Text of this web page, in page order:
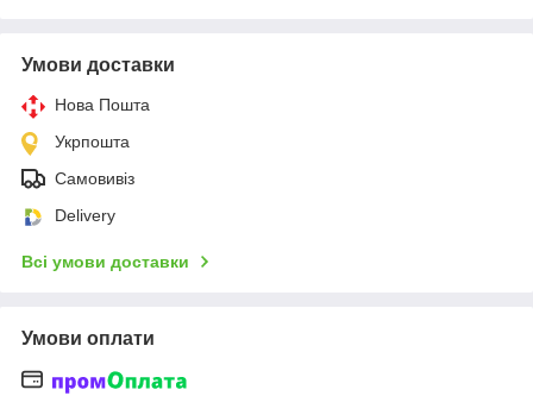
Умови доставки
Нова Пошта
Укрпошта
Самовивіз
Delivery
Всі умови доставки
Умови оплати